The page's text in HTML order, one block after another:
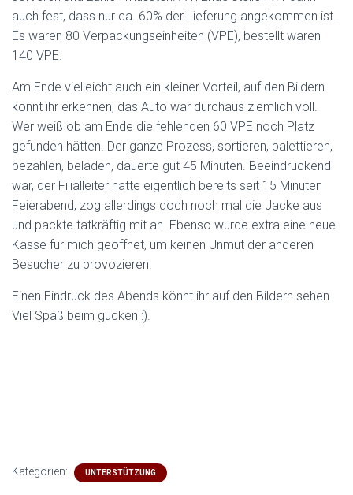
auch fest, dass nur ca. 60% der Lieferung angekommen ist.
Es waren 80 Verpackungseinheiten (VPE), bestellt waren
140 VPE.
Am Ende vielleicht auch ein kleiner Vorteil, auf den Bildern
könnt ihr erkennen, das Auto war durchaus ziemlich voll.
Wer weiß ob am Ende die fehlenden 60 VPE noch Platz
gefunden hätten. Der ganze Prozess, sortieren, palettieren,
bezahlen, beladen, dauerte gut 45 Minuten. Beeindruckend
war, der Filialleiter hatte eigentlich bereits seit 15 Minuten
Feierabend, zog allerdings doch noch mal die Jacke aus
und packte tatkräftig mit an. Ebenso wurde extra eine neue
Kasse für mich geöffnet, um keinen Unmut der anderen
Besucher zu provozieren.
Einen Eindruck des Abends könnt ihr auf den Bildern sehen.
Viel Spaß beim gucken :).
Kategorien: UNTERSTÜTZUNG